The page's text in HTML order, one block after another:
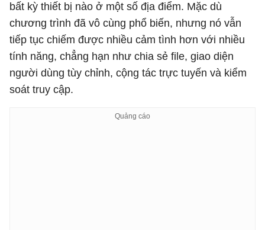
bất kỳ thiết bị nào ở một số địa điểm. Mặc dù
chương trình đã vô cùng phổ biến, nhưng nó vẫn
tiếp tục chiếm được nhiều cảm tình hơn với nhiều
tính năng, chẳng hạn như chia sẻ file, giao diện
người dùng tùy chỉnh, cộng tác trực tuyến và kiểm
soát truy cập.